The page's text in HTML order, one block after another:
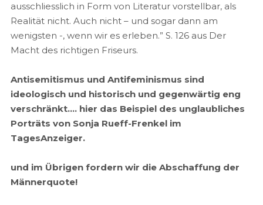
ausschliesslich in Form von Literatur vorstellbar, als
Realität nicht. Auch nicht – und sogar dann am
wenigsten -, wenn wir es erleben.” S. 126 aus Der
Macht des richtigen Friseurs.
Antisemitismus und Antifeminismus sind
ideologisch und historisch und gegenwärtig eng
verschränkt…. hier das Beispiel des unglaubliches
Porträts von Sonja Rueff-Frenkel im
TagesAnzeiger.
und im Übrigen fordern wir die Abschaffung der
Männerquote!